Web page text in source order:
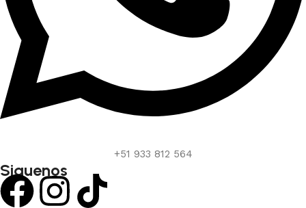
+51 933 812 564
Siguenos